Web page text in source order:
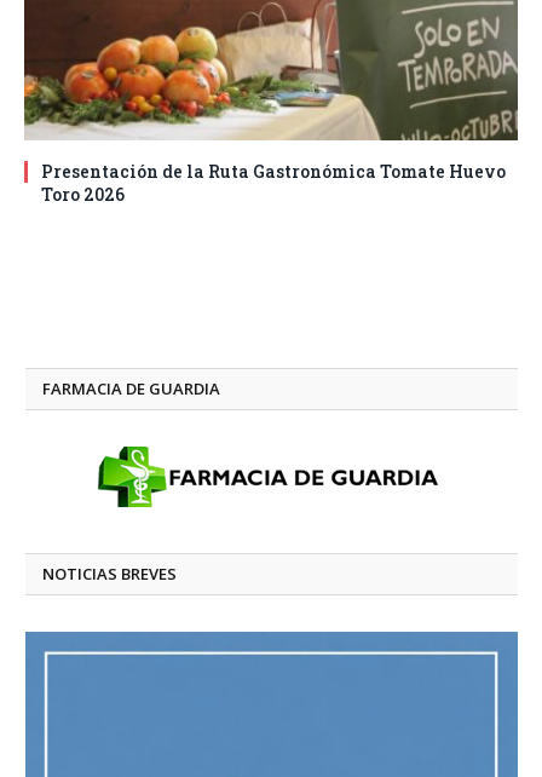
Presentación de la Ruta Gastronómica Tomate Huevo
Toro 2026
FARMACIA DE GUARDIA
NOTICIAS BREVES